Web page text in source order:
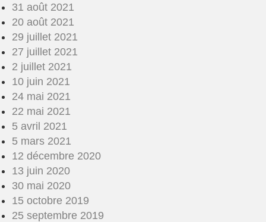
31 août 2021
20 août 2021
29 juillet 2021
27 juillet 2021
2 juillet 2021
10 juin 2021
24 mai 2021
22 mai 2021
5 avril 2021
5 mars 2021
12 décembre 2020
13 juin 2020
30 mai 2020
15 octobre 2019
25 septembre 2019